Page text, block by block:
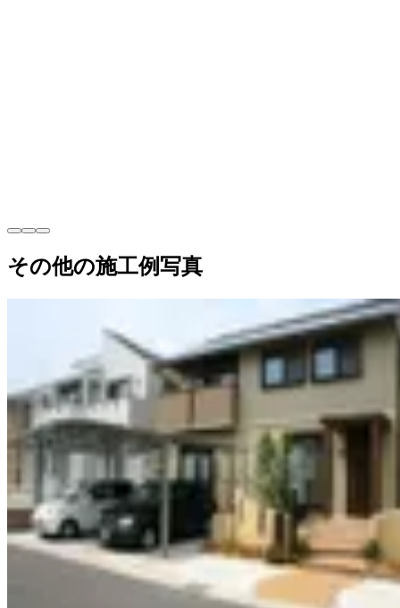
その他の施工例写真